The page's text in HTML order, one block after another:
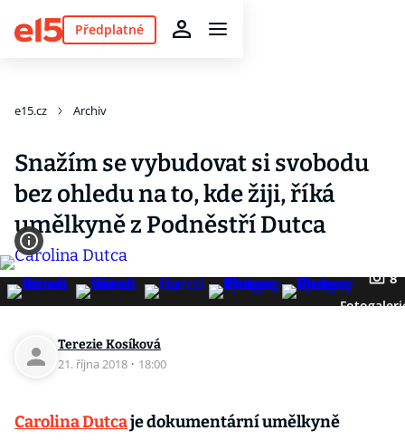
Předplatné
e15.cz Archiv
Snažím se vybudovat si svobodu
bez ohledu na to, kde žiji, říká
umělkyně z Podněstří Dutca
8
Terezie Kosíková
21. října 2018 · 18:00
Carolina Dutcaje dokumentární umělkyně